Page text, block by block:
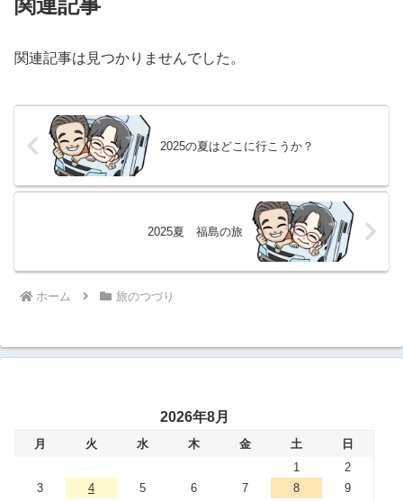
関連記事
関連記事は見つかりませんでした。
2025の夏はどこに行こうか？
2025夏 福島の旅
ホーム 旅のつづり
2026年8月
月 火 水 木 金 土
日
1
2
3
4 5 6 7 8
9